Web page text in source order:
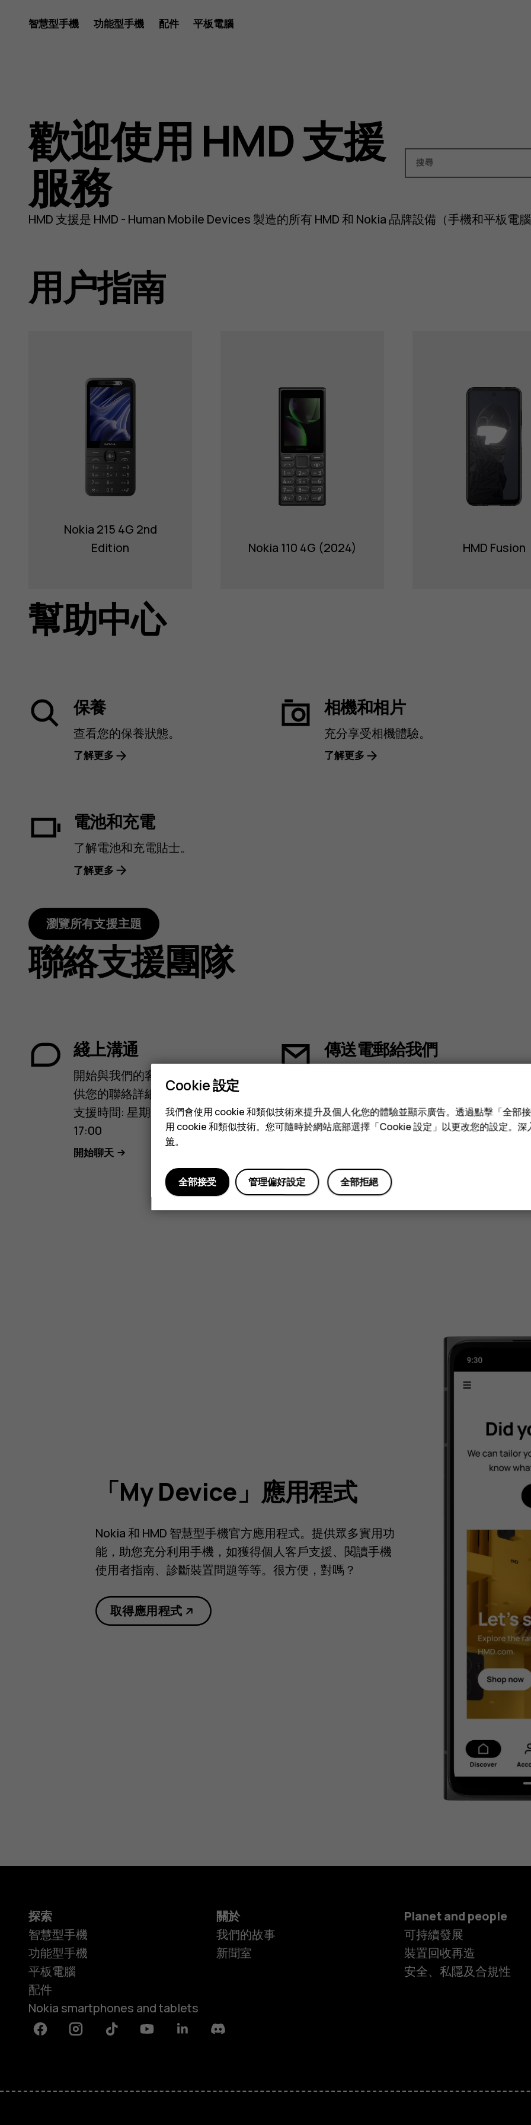
Nokia
and
HMD
phones
support
智慧型手機 功能型手機 配件 平板電腦
智慧型手機
歡迎使用 HMD 支援
服務
搜尋
HMD 支援是 HMD - Human Mobile Devices 製造的所有 HMD 和 Nokia 品牌設備（手機和平板電
用户指南
Nokia 215 4G 2nd
Edition
Nokia 110 4G (2024) HMD Fusion
幫助中心
保養
查看您的保養狀態。
了解更多
相機和相片
充分享受相機體驗。
了解更多
電池和充電
了解電池和充電貼士。
了解更多
瀏覽所有支援主題
聯絡支援團隊
綫上溝通
開始與我們的客戶支援聊天前，請提
供您的聯絡詳細資料。繁體中文服務
支援時間: 星期一 至 星期日, 09:00 至
17:00
開始聊天
傳送電郵給我們
傳送
「My Device」應用程式
Nokia 和 HMD 智慧型手機官方應用程式。提供眾多實用功
能，助您充分利用手機，如獲得個人客戶支援、閱讀手機
使用者指南、診斷裝置問題等等。很方便，對嗎？
取得應用程式
探索
智慧型手機
功能型手機
平板電腦
配件
Nokia smartphones and tablets
關於
我們的故事
新聞室
Planet and people
可持續發展
裝置回收再造
安全、私隱及合規性
FacebookInstagramTiktok YoutubeLinkedinDiscord
Cookie 設定
我們會使用 cookie 和類似技術來提升及個人化您的體驗並顯示廣告。透過點擊「全部
用 cookie 和類似技術。您可隨時於網站底部選擇「Cookie 設定」以更改您的設定。
策。
全部拒絕
管理偏好設定
全部接受